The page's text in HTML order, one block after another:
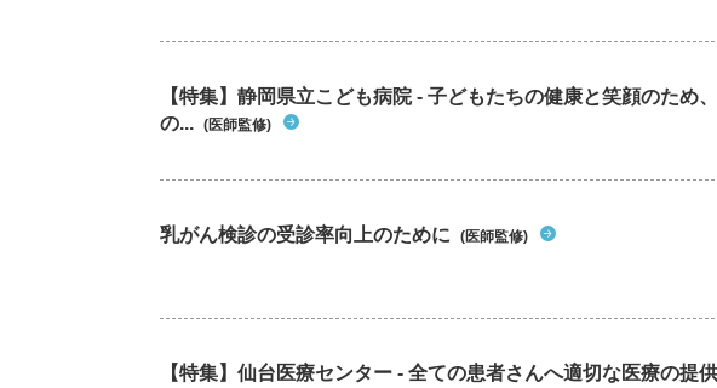
【特集】静岡県立こども病院 - 子どもたちの健康と笑顔のため
の... (医師監修)
乳がん検診の受診率向上のために (医師監修)
【特集】仙台医療センター - 全ての患者さんへ適切な医療の提